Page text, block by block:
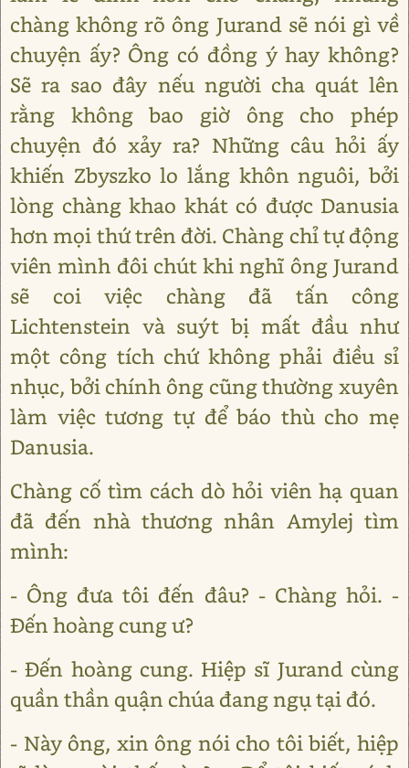
chàng không rõ ông Jurand sẽ nói gì về
chuyện ấy? Ông có đồng ý hay không?
Sẽ ra sao đây nếu người cha quát lên
rằng không bao giờ ông cho phép
chuyện đó xảy ra? Những câu hỏi ấy
khiến Zbyszko lo lắng khôn nguôi, bởi
lòng chàng khao khát có được Danusia
hơn mọi thứ trên đời. Chàng chỉ tự động
viên mình đôi chút khi nghĩ ông Jurand
sẽ coi việc chàng đã tấn công
Lichtenstein và suýt bị mất đầu như
một công tích chứ không phải điều sỉ
nhục, bởi chính ông cũng thường xuyên
làm việc tương tự để báo thù cho mẹ
Danusia.
Chàng cố tìm cách dò hỏi viên hạ quan
đã đến nhà thương nhân Amylej tìm
mình:
- Ông đưa tôi đến đâu? - Chàng hỏi. -
Đến hoàng cung ư?
- Đến hoàng cung. Hiệp sĩ Jurand cùng
quần thần quận chúa đang ngụ tại đó.
- Này ông, xin ông nói cho tôi biết, hiệp